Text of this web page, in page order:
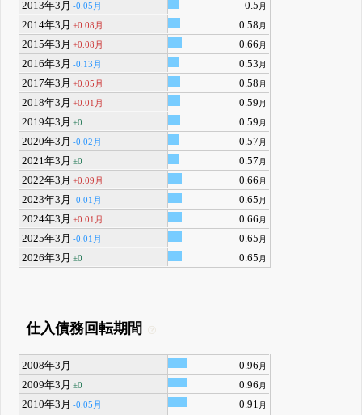
2013年3月 -0.05月 0.5月
2014年3月 +0.08月 0.58月
2015年3月 +0.08月 0.66月
2016年3月 -0.13月 0.53月
2017年3月 +0.05月 0.58月
2018年3月 +0.01月 0.59月
2019年3月 ±0 0.59月
2020年3月 -0.02月 0.57月
2021年3月 ±0 0.57月
2022年3月 +0.09月 0.66月
2023年3月 -0.01月 0.65月
2024年3月 +0.01月 0.66月
2025年3月 -0.01月 0.65月
2026年3月 ±0 0.65月
仕入債務回転期間
2008年3月 0.96 月
2009年3月 ±0 0.96 月
2010年3月 -0.05月 0.91 月